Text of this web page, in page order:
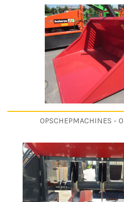
OPSCHEPMACHINES -